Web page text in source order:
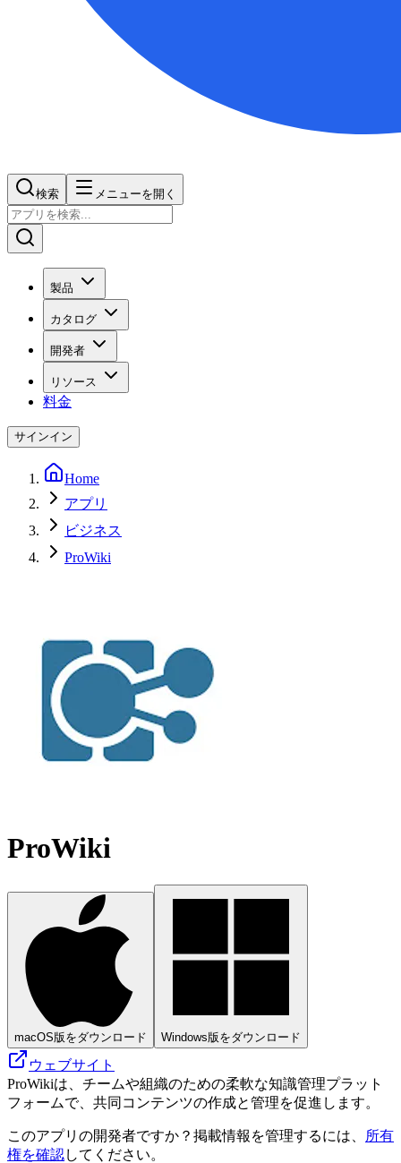
検索 メニューを開く
製品
カタログ
開発者
リソース
料金
サインイン
Home
アプリ
ビジネス
ProWiki
ProWiki
macOS版をダウンロード Windows版をダウンロード
ウェブサイト
ProWikiは、チームや組織のための柔軟な知識管理プラット
フォームで、共同コンテンツの作成と管理を促進します。
このアプリの開発者ですか？掲載情報を管理するには、
所有
権を確認してください。